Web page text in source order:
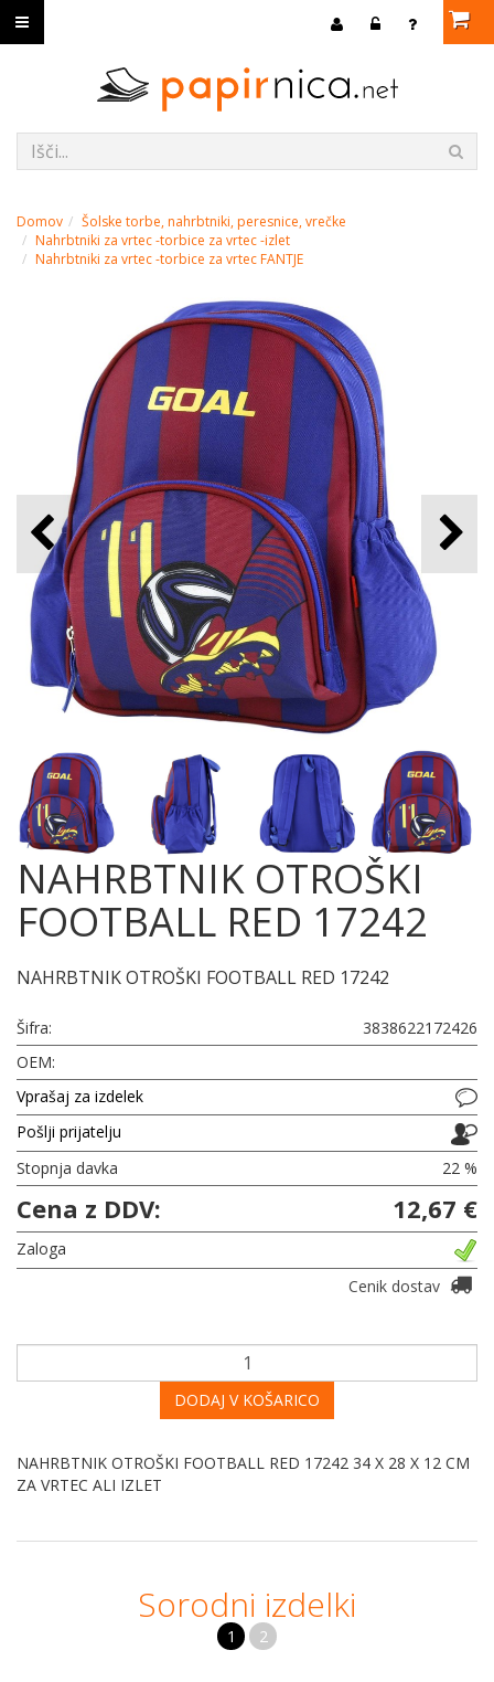
Domov
Šolske torbe, nahrbtniki, peresnice, vrečke
Nahrbtniki za vrtec -torbice za vrtec -izlet
Nahrbtniki za vrtec -torbice za vrtec FANTJE
NAHRBTNIK OTROŠKI
FOOTBALL RED 17242
NAHRBTNIK OTROŠKI FOOTBALL RED 17242
Šifra:
3838622172426
OEM:
Vprašaj za izdelek
Pošlji prijatelju
Stopnja davka
22 %
Cena z DDV: 12,67 €
Zaloga
Cenik dostav
DODAJ V KOŠARICO
NAHRBTNIK OTROŠKI FOOTBALL RED 17242 34 X 28 X 12 CM
ZA VRTEC ALI IZLET
Sorodni izdelki
1 2